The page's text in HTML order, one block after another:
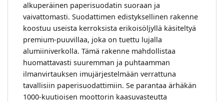
alkuperäinen paperisuodatin suoraan ja
vaivattomasti. Suodattimen edistyksellinen rakenne
koostuu useista kerroksista erikoisöljyllä käsiteltyä
premium-puuvillaa, joka on tuettu lujalla
alumiiniverkolla. Tämä rakenne mahdollistaa
huomattavasti suuremman ja puhtaamman
ilmanvirtauksen imujärjestelmään verrattuna
tavallisiin paperisuodattimiin. Se parantaa ärhäkän
1000-kuutioisen moottorin kaasuvasteutta